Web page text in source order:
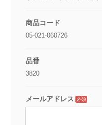
商品コード
05-021-060726
品番
3820
メールアドレス 必須